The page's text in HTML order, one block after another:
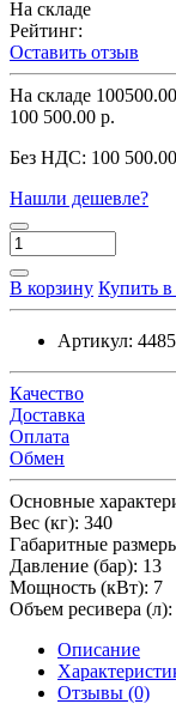
На складе
Рейтинг:
Оставить отзыв
На складе 100500.00
100 500.00 р.
Без НДС: 100
Нашли дешевле?
В корзину Купить
Артикул:
Качество
Доставка
Оплата
Обмен
Основные
Вес (кг): 340
Габаритные
Давление (бар): 13
Мощность (кВт): 7
Объем ресивера (л):
Описание
Отзывы (0)